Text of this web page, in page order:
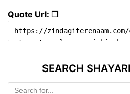
Quote Url: ❐
SEARCH